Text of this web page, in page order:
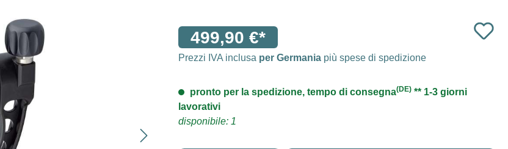
499,90 €*
Prezzi IVA inclusa per Germania più spese di spedizione
pronto per la spedizione, tempo di consegna(DE) ** 1-3 giorni
lavorativi
disponibile: 1